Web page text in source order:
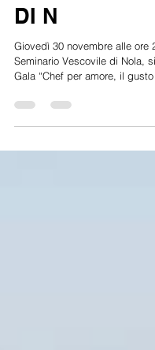
DI N
Giovedì 30 novembre alle ore
Seminario Vescovile di Nola,
Gala “Chef per amore, il